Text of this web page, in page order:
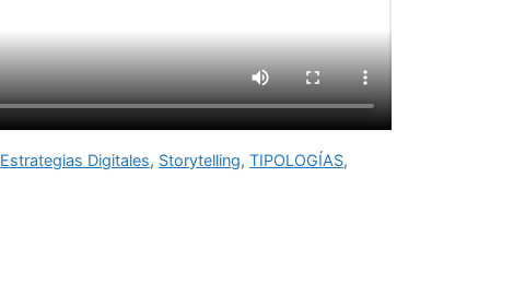
Estrategias Digitales, Storytelling,TIPOLOGÍAS,